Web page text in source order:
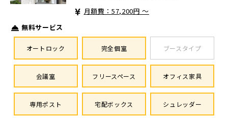
月額費：57,200円 ～
無料サービス
オートロック 完全個室 ブースタイプ
会議室 フリースペース オフィス家具
専用ポスト 宅配ボックス シュレッダー